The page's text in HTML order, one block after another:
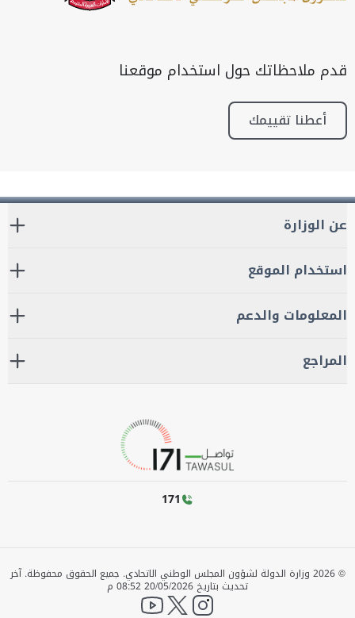
قدم ملاحظاتك حول استخدام موقعنا
أعطنا تقييمك
عن الوزارة
استخدام الموقع
المعلومات والدعم
المراجع
171
©
2026 وزارة الدولة لشؤون المجلس الوطني الاتحادي. جميع الحقوق محفوظة.آخر
تحديث بتاريخ 20/05/2026 08:52 م
instagram
twitter
YouTube